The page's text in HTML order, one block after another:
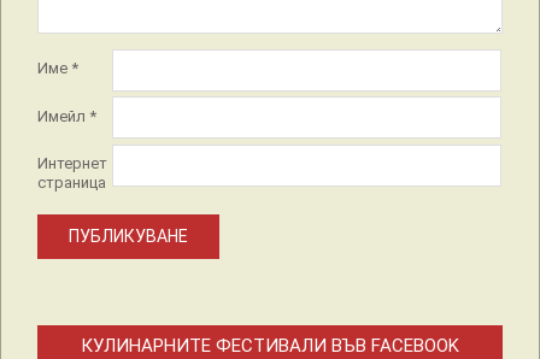
Име *
Имейл *
Интернет
страница
КУЛИНАРНИТЕ ФЕСТИВАЛИ ВЪВ FACEBOOK